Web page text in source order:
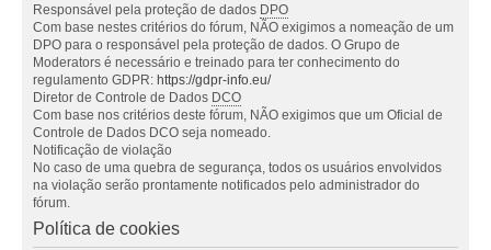
Responsável pela proteção de dados DPO
Com base nestes critérios do fórum, NÃO exigimos a nomeação de um
DPO para o responsável pela proteção de dados. O Grupo de
Moderators é necessário e treinado para ter conhecimento do
regulamento GDPR: https://gdpr-info.eu/
Diretor de Controle de Dados DCO
Com base nos critérios deste fórum, NÃO exigimos que um Oficial de
Controle de Dados DCO seja nomeado.
Notificação de violação
No caso de uma quebra de segurança, todos os usuários envolvidos
na violação serão prontamente notificados pelo administrador do
fórum.
Política de cookies